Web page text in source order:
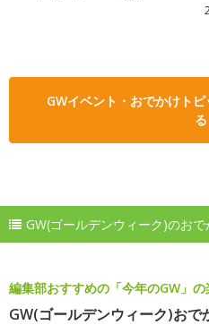
GWイベント・おでかけト
る
GW(ゴールデンウィーク)のお
編集部おすすめの「今年のGW」
GW(ゴールデンウィーク)おで